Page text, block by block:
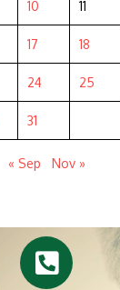
10 11
17 18
24 25
31
« Sep Nov »